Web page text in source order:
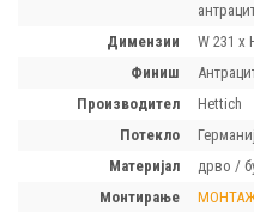
димензии
W 231 x
финиш
производител
Hettich
потекло
материјал
дрво /
монтирање